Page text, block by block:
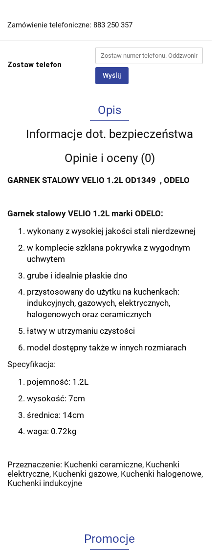
Zamówienie telefoniczne: 883 250 357
Zostaw telefon
Wyślij
Opis
Informacje dot. bezpieczeństwa
Opinie i oceny (0)
GARNEK STALOWY VELIO 1.2L OD1349 , ODELO
Garnek stalowy VELIO 1.2L marki ODELO:
wykonany z wysokiej jakości stali nierdzewnej
w komplecie szklana pokrywka z wygodnym
uchwytem
grube i idealnie płaskie dno
przystosowany do użytku na kuchenkach:
indukcyjnych, gazowych, elektrycznych,
halogenowych oraz ceramicznych
łatwy w utrzymaniu czystości
model dostępny także w innych rozmiarach
Specyfikacja:
pojemność: 1.2L
wysokość: 7cm
średnica: 14cm
waga: 0.72kg
Przeznaczenie: Kuchenki ceramiczne, Kuchenki
elektryczne, Kuchenki gazowe, Kuchenki halogenowe,
Kuchenki indukcyjne
Promocje